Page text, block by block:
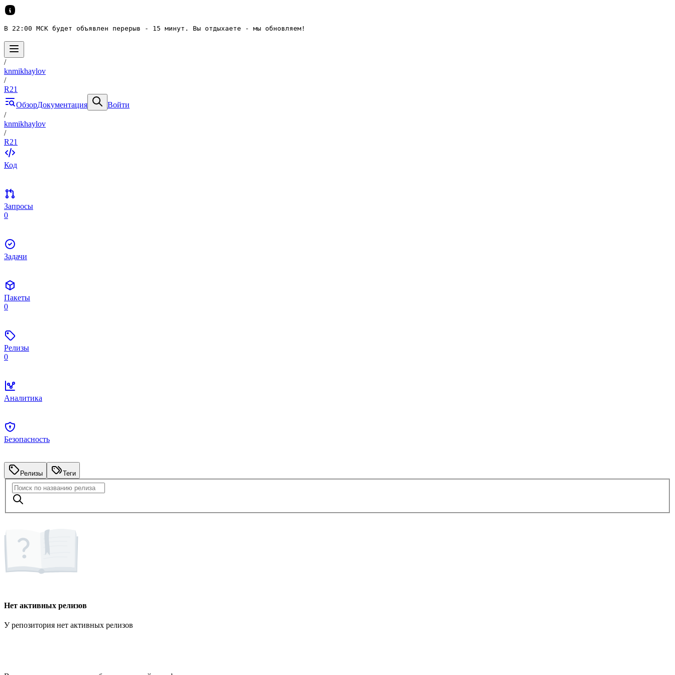
В 22:00 МСК будет объявлен перерыв - 15 минут. Вы отдыхаете - мы обновляем!
/
knmikhaylov
/
R21
ОбзорДокументация
Войти
/
knmikhaylov
/
R21
Код
Запросы
0
Задачи
Пакеты
0
Релизы
0
Аналитика
Безопасность
Релизы Теги
Нет активных релизов
У репозитория нет активных релизов